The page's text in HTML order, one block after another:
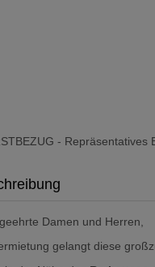
Damen und Herren,
gelangt diese